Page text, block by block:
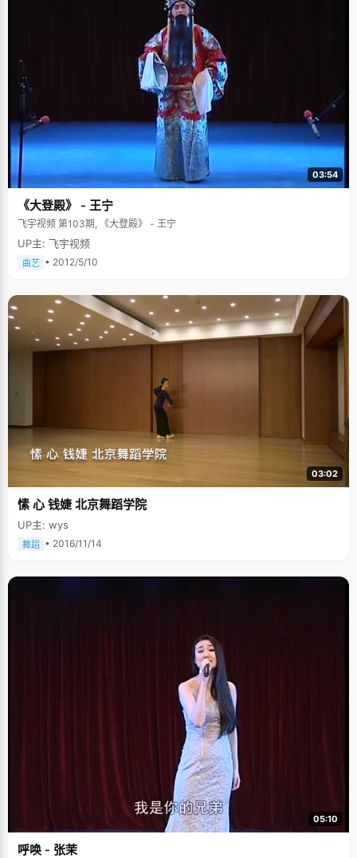
03:54
《大登殿》 - 王宁
飞宇视频 第103期, 《大登殿》 - 王宁
UP主: 飞宇视频
曲艺 • 2012/5/10
03:02
愫 心 钱婕 北京舞蹈学院
UP主: wys
舞蹈 • 2016/11/14
05:10
呼唤 - 张茉